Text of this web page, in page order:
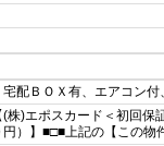
配ＢＯＸ有、エアコン
)エポスカード＜初回保
）】■□■上記の【この